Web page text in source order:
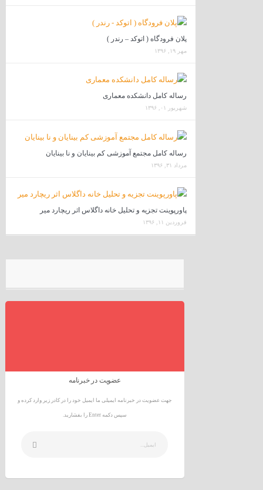
پلان فرودگاه ( اتوکد – رندر )
مهر ۱۹, ۱۳۹۶
رساله کامل دانشکده معماری
شهریور ۰۱, ۱۳۹۶
رساله کامل مجتمع آموزشی کم بینایان و نا بینایان
مرداد ۳۱, ۱۳۹۶
پاورپوینت تجزیه و تحلیل خانه داگلاس اثر ریچارد میر
فروردین ۱۱, ۱۳۹۶
عضویت در خبرنامه
جهت عضویت در خبرنامه ایمیلی ما ایمیل خود را در کادر زیر وارد کرده و
سپس دکمه Enter را بفشارید.